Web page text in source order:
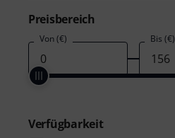
Preisbereich
Von (€) Bis (€)
Verfügbarkeit